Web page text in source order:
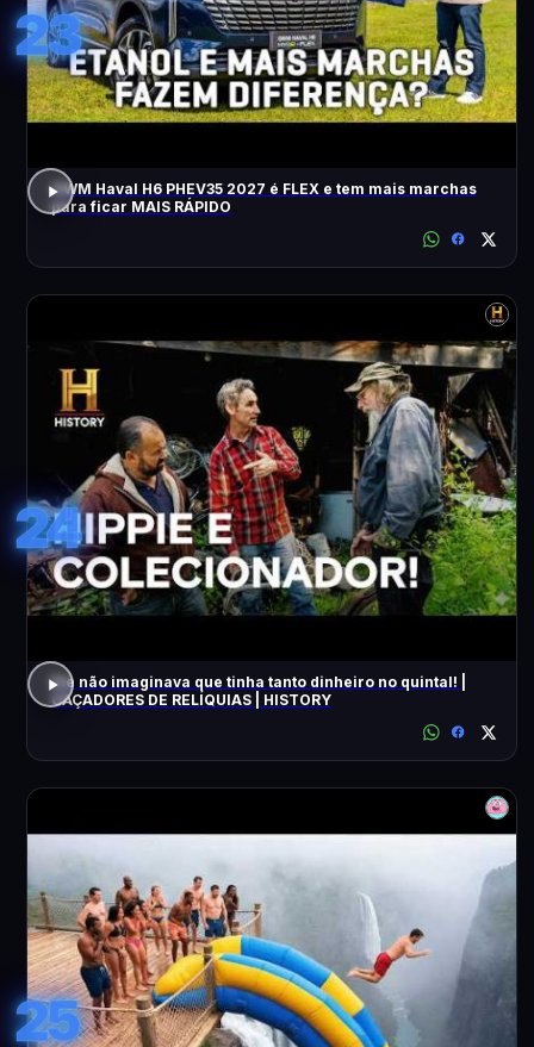
23
GWM Haval H6 PHEV35 2027 é FLEX e tem mais marchas
para ficar MAIS RÁPIDO
24
Ele não imaginava que tinha tanto dinheiro no quintal! |
CAÇADORES DE RELÍQUIAS | HISTORY
25